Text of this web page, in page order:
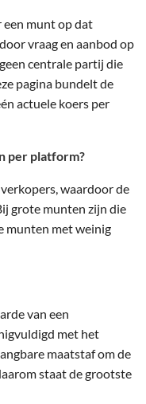
een munt op dat
vraag en aanbod op
centrale partij die
pagina bundelt de
actuele koers per
per platform?
waardoor de
grote munten zijn die
munten met weinig
van een
met het
maatstaf om de
staat de grootste